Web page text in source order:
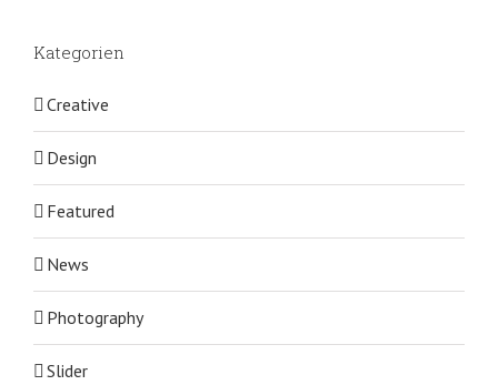
Kategorien
Creative
Design
Featured
News
Photography
Slider